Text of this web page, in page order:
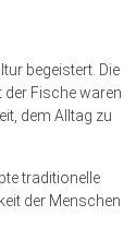
begeistert. Die
Fische waren
dem Alltag zu
traditionelle
der Menschen